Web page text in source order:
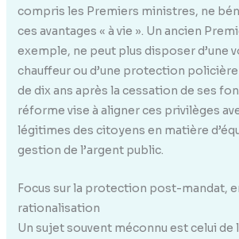
compris les Premiers ministres, ne
ces avantages « à vie ». Un ancien
exemple, ne peut plus disposer d’une
chauffeur ou d’une protection
de dix ans après la cessation de ses
réforme vise à aligner ces privilèges
légitimes des citoyens en matière
gestion de l’argent public.
Focus sur la protection post-mandat,
rationalisation
Un sujet souvent méconnu est celui